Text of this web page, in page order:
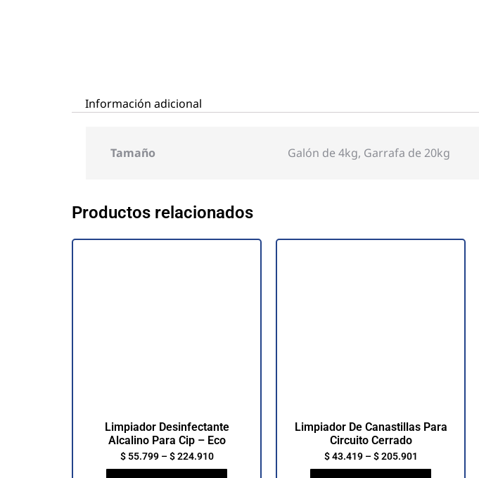
Información adicional
Tamaño Galón de 4kg, Garrafa de 20kg
Productos relacionados
Limpiador Desinfectante
Alcalino Para Cip – Eco
$55.799–$224.910
Limpiador De Canastillas Para
Circuito Cerrado
$43.419–$205.901